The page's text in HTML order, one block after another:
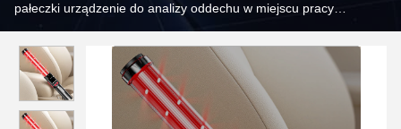
pałeczki urządzenie do analizy oddechu w miejscu pracy